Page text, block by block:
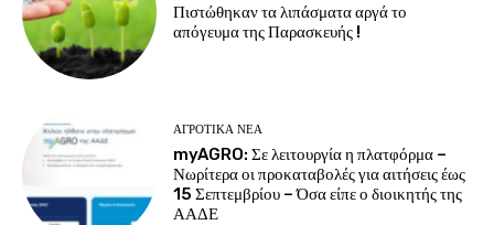
Πιστώθηκαν τα λιπάσματα αργά το
απόγευμα της Παρασκευής !
ΑΓΡΟΤΙΚΆ ΝΈΑ
myAGRO: Σε λειτουργία η πλατφόρμα –
Νωρίτερα οι προκαταβολές για αιτήσεις έως
15 Σεπτεμβρίου – Όσα είπε ο διοικητής της
ΑΑΔΕ